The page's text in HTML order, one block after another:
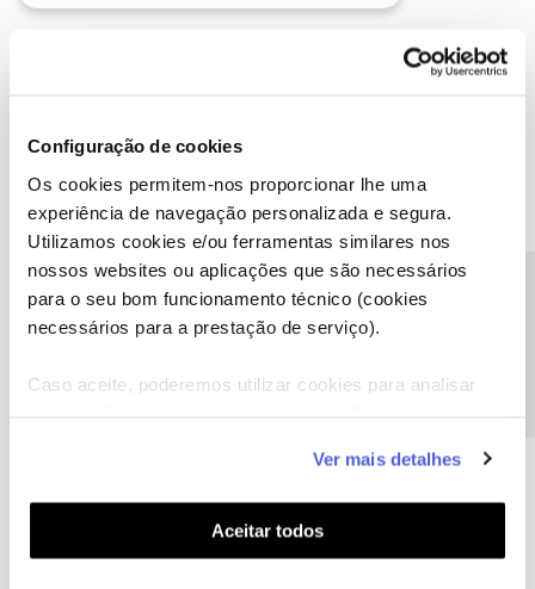
Configuração de cookies
Os cookies permitem-nos proporcionar lhe uma
experiência de navegação personalizada e segura.
Utilizamos cookies e/ou ferramentas similares nos
nossos websites ou aplicações que são necessários
para o seu bom funcionamento técnico (cookies
necessários para a prestação de serviço).
Caso aceite, poderemos utilizar cookies para analisar
funcionalidades (cookies de personalização e
funcionalidade) e adaptar anúncios aos seus interesses
(cookies de publicidade personalizada). Pode gerir a
utilização dos cookies clicando em "Configurar
Ver mais detalhes
Aceitar todos
Descubra as novidades de julho
Hall of Fame de julho